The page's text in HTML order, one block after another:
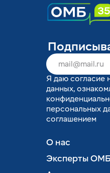
Я даю согласие
данных,
персональных
соглашением
О нас
Эксперты